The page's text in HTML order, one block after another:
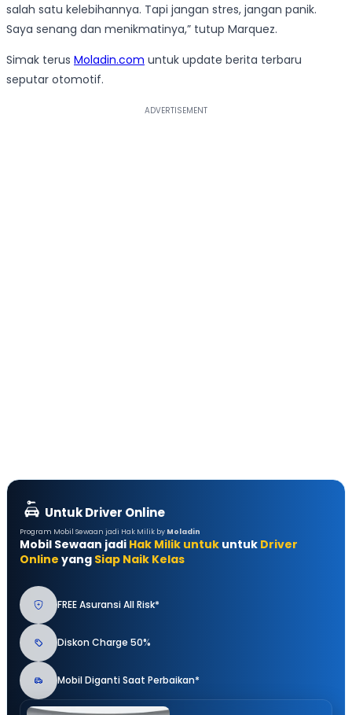
salah satu kelebihannya. Tapi jangan stres, jangan panik.
Saya senang dan menikmatinya,” tutup Marquez.
Simak terus Moladin.com untuk update berita terbaru
seputar otomotif.
Untuk Driver Online
Program Mobil Sewaan jadi Hak Milik by Moladin
Mobil Sewaan jadi Hak Milik untuk untuk Driver
Online yang Siap Naik Kelas
FREE Asuransi All Risk*
Diskon Charge 50%
Mobil Diganti Saat Perbaikan*